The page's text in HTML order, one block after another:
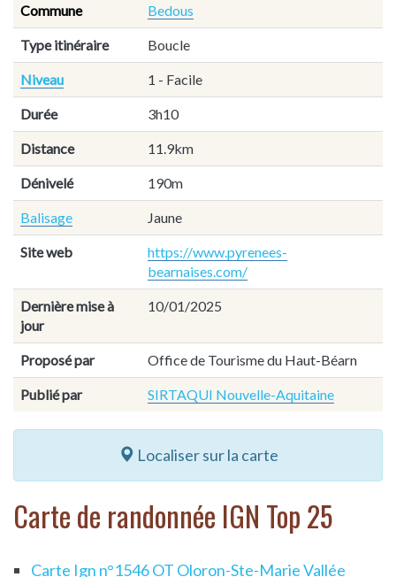
Commune Bedous
Type itinéraire Boucle
Niveau 1 - Facile
Durée 3h10
Distance 11.9km
Dénivelé 190m
Balisage Jaune
Site web
https://www.pyrenees-
bearnaises.com/
Dernière mise à
jour
10/01/2025
Proposé par Office de Tourisme du Haut-Béarn
Publié par SIRTAQUI Nouvelle-Aquitaine
Localiser sur la carte
Carte de randonnée IGN Top 25
Carte Ign n°1546 OT Oloron-Ste-Marie Vallée